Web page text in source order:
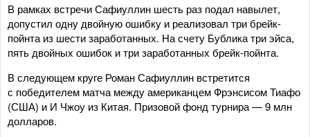
В рамках встречи Сафиуллин шесть раз подал навылет,
допустил одну двойную ошибку и реализовал три брейк-
пойнта из шести заработанных. На счету Бублика три эйса,
пять двойных ошибок и три заработанных брейк-пойнта.
В следующем круге Роман Сафиуллин встретится
с победителем матча между американцем Фрэнсисом Тиафо
(США) и И Чжоу из Китая. Призовой фонд турнира — 9 млн
долларов.